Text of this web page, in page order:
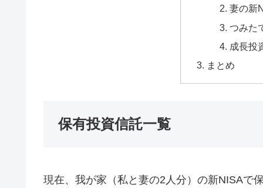
妻の新
つみた
成長投
まとめ
保有投資信託一覧
現在、我が家（私と妻の2人分）の新NISAで